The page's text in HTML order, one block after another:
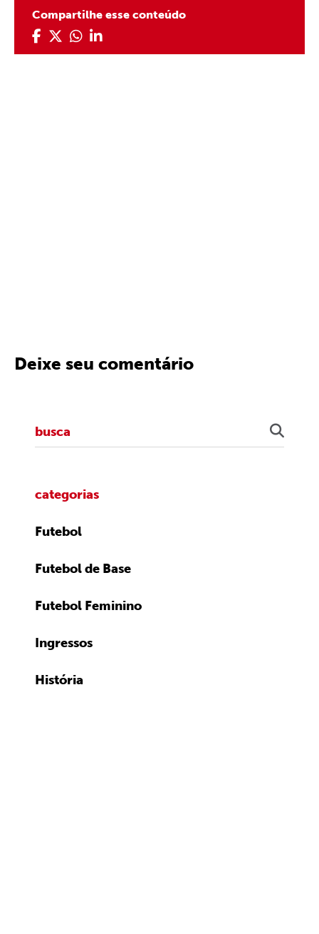
Compartilhe esse conteúdo
Deixe seu comentário
categorias
Futebol
Futebol de Base
Futebol Feminino
Ingressos
História